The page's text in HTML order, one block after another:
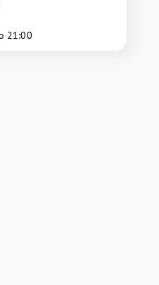
21:00